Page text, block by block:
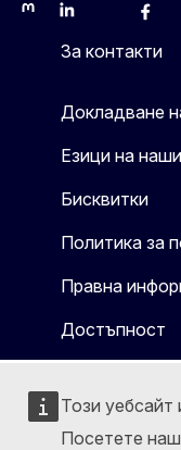
Този уебсайт
Посетете
MastodonLinkedInBluesky
За контакти
Докладване
Езици на
Бисквитки
Политика за
Правна
Достъпност